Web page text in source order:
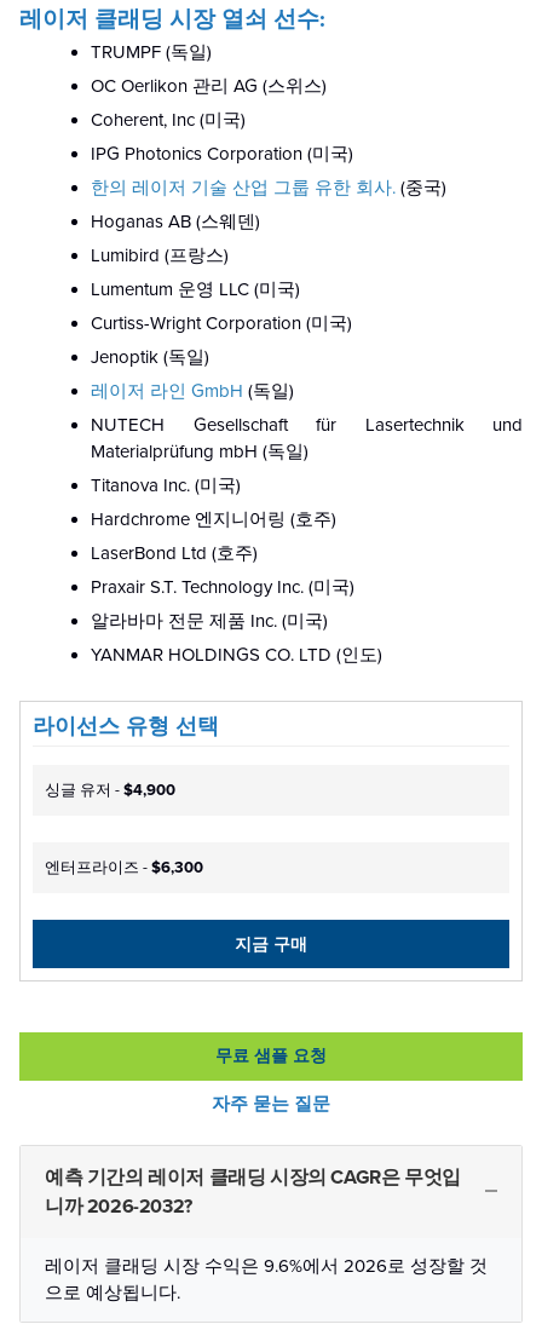
레이저 클래딩 시장 열쇠 선수:
TRUMPF (독일)
OC Oerlikon 관리 AG (스위스)
Coherent, Inc (미국)
IPG Photonics Corporation (미국)
한의 레이저 기술 산업 그룹 유한 회사. (중국)
Hoganas AB (스웨덴)
Lumibird (프랑스)
Lumentum 운영 LLC (미국)
Curtiss-Wright Corporation (미국)
Jenoptik (독일)
레이저 라인 GmbH (독일)
NUTECH Gesellschaft für Lasertechnik und
Materialprüfung mbH (독일)
Titanova Inc. (미국)
Hardchrome 엔지니어링 (호주)
LaserBond Ltd (호주)
Praxair S.T. Technology Inc. (미국)
알라바마 전문 제품 Inc. (미국)
YANMAR HOLDINGS CO. LTD (인도)
라이선스 유형 선택
싱글 유저 -$4,900
엔터프라이즈 -$6,300
지금 구매
무료 샘플 요청
자주 묻는 질문
예측 기간의 레이저 클래딩 시장의 CAGR은 무엇입
니까 2026-2032?
레이저 클래딩 시장 수익은 9.6%에서 2026로 성장할 것
으로 예상됩니다.